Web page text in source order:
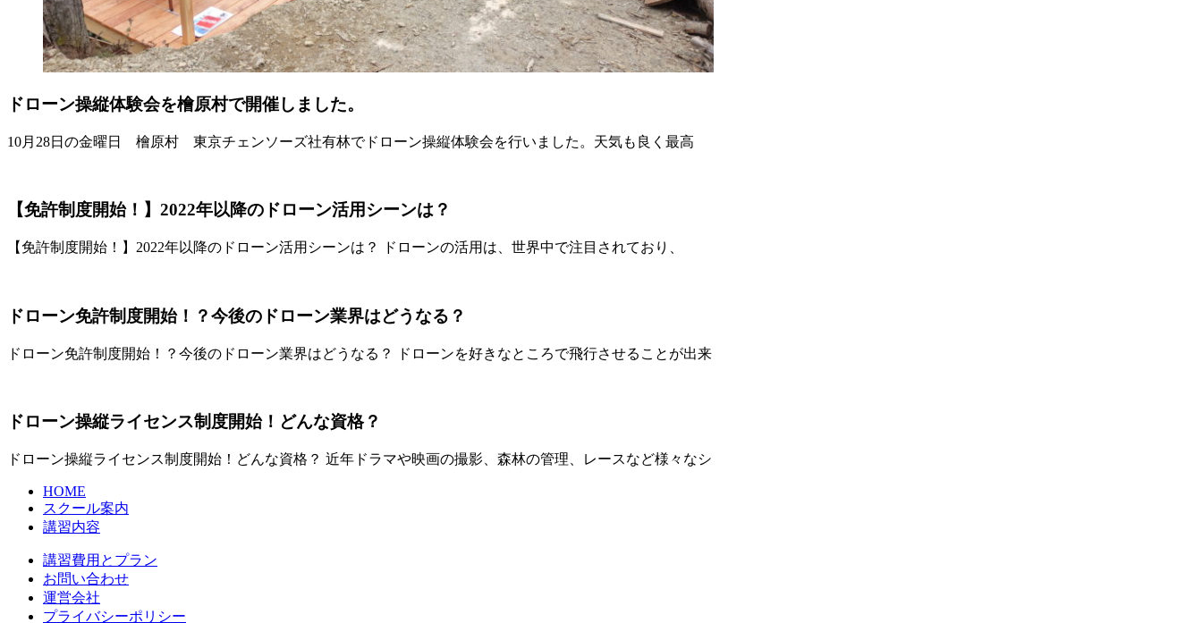
ドローン操縦体験会を檜原村で開催しました。
10月28日の金曜日 檜原村 東京チェンソーズ社有林でドローン操縦体験会を行いました。天気も良く最高
【免許制度開始！】2022年以降のドローン活用シーンは？
【免許制度開始！】2022年以降のドローン活用シーンは？ ドローンの活用は、世界中で注目されており、
ドローン免許制度開始！？今後のドローン業界はどうなる？
ドローン免許制度開始！？今後のドローン業界はどうなる？ ドローンを好きなところで飛行させることが出来
ドローン操縦ライセンス制度開始！どんな資格？
ドローン操縦ライセンス制度開始！どんな資格？ 近年ドラマや映画の撮影、森林の管理、レースなど様々なシ
HOME
スクール案内
講習内容
講習費用とプラン
お問い合わせ
運営会社
プライバシーポリシー